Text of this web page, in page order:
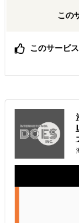
この
このサービ
AIが出した"
せする。海
属するジャ
海外進出総合支
海外進出コンサ